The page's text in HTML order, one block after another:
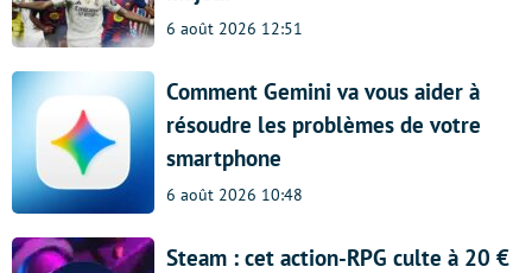
6 août 2026 12:51
Comment Gemini va vous aider à
résoudre les problèmes de votre
smartphone
6 août 2026 10:48
Steam : cet action-RPG culte à 20 €